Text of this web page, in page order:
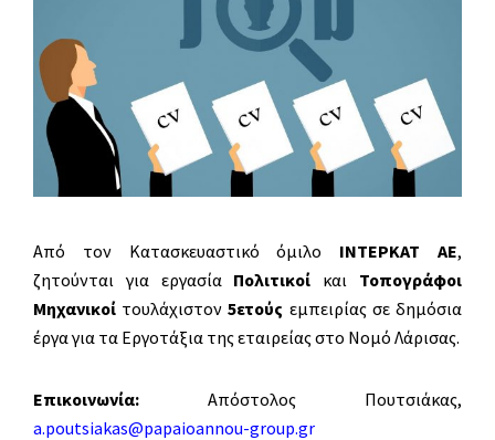
Από τον Κατασκευαστικό όμιλο ΙΝΤΕΡΚΑΤ ΑΕ,
ζητούνται για εργασία Πολιτικοί και Τοπογράφοι
Μηχανικοί τουλάχιστον5ετούς εμπειρίας σε δημόσια
έργα για τα Εργοτάξια της εταιρείας στο Νομό Λάρισας.
Επικοινωνία: Απόστολος Πουτσιάκας,
a.poutsiakas@papaioannou-group.gr